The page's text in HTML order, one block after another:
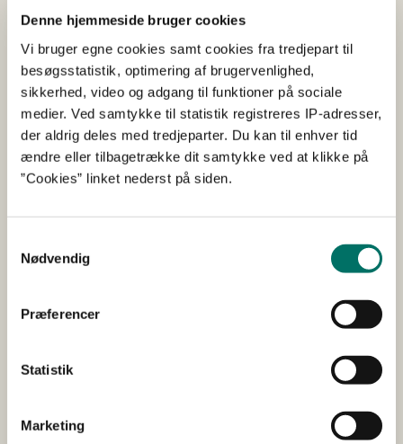
Denne hjemmeside bruger cookies
Vi bruger egne cookies samt cookies fra tredjepart til
besøgsstatistik, optimering af brugervenlighed,
sikkerhed, video og adgang til funktioner på sociale
medier. Ved samtykke til statistik registreres IP-adresser,
der aldrig deles med tredjeparter. Du kan til enhver tid
ændre eller tilbagetrække dit samtykke ved at klikke på
”Cookies” linket nederst på siden.
Nødvendig
Præferencer
Statistik
Marketing
funktion AD/FELASA B kursus i
udlandet?
Hvis ja
Hvis nej
Indsend dine oplysninger til
Din sag vil blive behandlet, når samtlige
enten dansk eller engelsk.